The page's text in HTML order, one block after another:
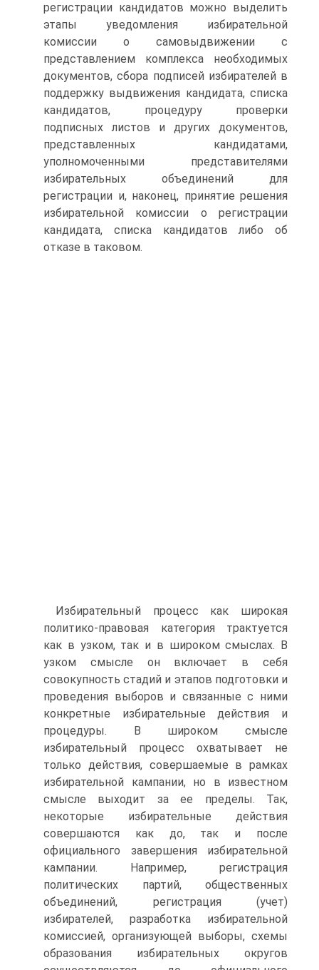
регистрации кандидатов можно выделить
этапы уведомления избирательной
комиссии о самовыдвижении с
представлением комплекса необходимых
документов, сбора подписей избирателей в
поддержку выдвижения кандидата, списка
кандидатов, процедуру проверки
подписных листов и других документов,
представленных кандидатами,
уполномоченными представителями
избирательных объединений для
регистрации и, наконец, принятие решения
избирательной комиссии о регистрации
кандидата, списка кандидатов либо об
отказе в таковом.
Избирательный процесс как широкая
политико-правовая категория трактуется
как в узком, так и в широком смыслах. В
узком смысле он включает в себя
совокупность стадий и этапов подготовки и
проведения выборов и связанные с ними
конкретные избирательные действия и
процедуры. В широком смысле
избирательный процесс охватывает не
только действия, совершаемые в рамках
избирательной кампании, но в известном
смысле выходит за ее пределы. Так,
некоторые избирательные действия
совершаются как до, так и после
официального завершения избирательной
кампании. Например, регистрация
политических партий, общественных
объединений, регистрация (учет)
избирателей, разработка избирательной
комиссией, организующей выборы, схемы
образования избирательных округов